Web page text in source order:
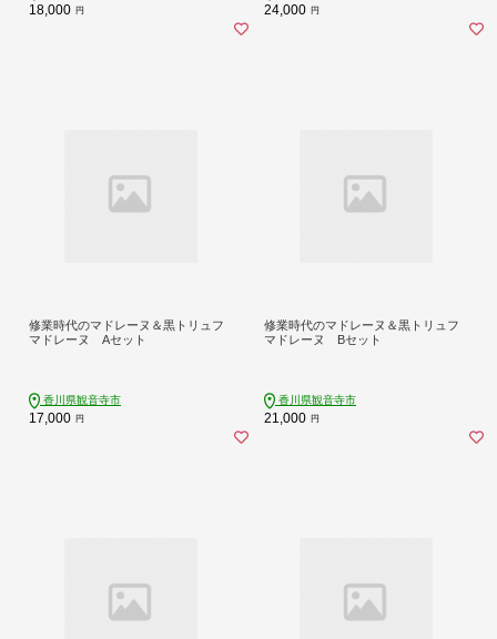
18,000 円 24,000 円
修業時代のマドレーヌ＆黒トリュフ
マドレーヌ Aセット
香川県観音寺市
17,000 円
修業時代のマドレーヌ＆黒トリュフ
マドレーヌ Bセット
香川県観音寺市
21,000 円